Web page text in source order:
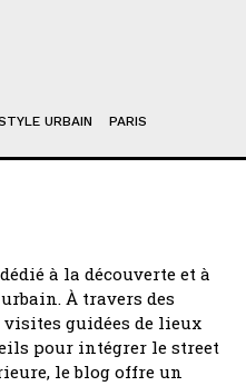
URBAIN PARIS
à la découverte et à
À travers des
guidées de lieux
pour intégrer le street
le blog offre un